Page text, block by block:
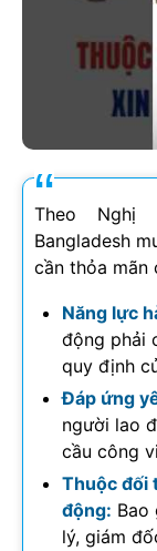
Theo Nghị
Bangladesh
cần thỏa mãn
Năng lực
động phải
quy định
Đáp ứng
người lao
cầu công
Thuộc đối
động: Bao
lý, giám